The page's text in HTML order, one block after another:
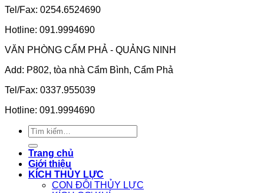
Tel/Fax: 0254.6524690
Hotline: 091.9994690
VĂN PHÒNG CẨM PHẢ - QUẢNG NINH
Add: P802, tòa nhà Cẩm Bình, Cẩm Phả
Tel/Fax: 0337.955039
Hotline: 091.9994690
Tìm
kiếm:
Trang chủ
Giới thiệu
KÍCH THỦY LỰC
CON ĐỘI THỦY LỰC